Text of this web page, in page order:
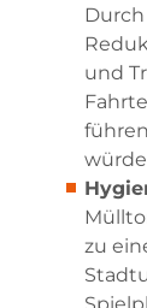
und
zu